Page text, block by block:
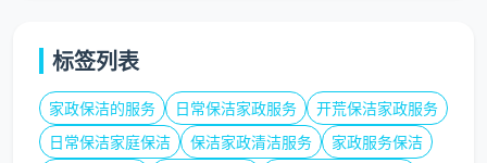
标签列表
家政保洁的服务 日常保洁家政服务
开荒保洁家政服务
日常保洁家庭保洁
保洁家政清洁服务
家政服务保洁